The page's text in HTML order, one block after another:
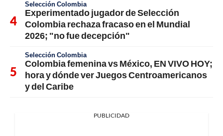
Selección Colombia
Experimentado jugador de Selección
Colombia rechaza fracaso en el Mundial
2026; "no fue decepción"
Selección Colombia
Colombia femenina vs México, EN VIVO HOY;
hora y dónde ver Juegos Centroamericanos
y del Caribe
PUBLICIDAD